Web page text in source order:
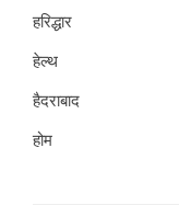
हरिद्धार
हेल्थ
हैदराबाद
होम